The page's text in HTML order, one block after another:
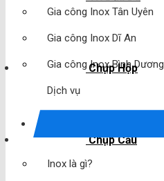
Gia công Inox Tân Uyên
Gia công Inox Dĩ An
Gia công Inox Bình Dương
Dịch vụ
Inox là gì?
Chụp Hộp
Chụp Cầu